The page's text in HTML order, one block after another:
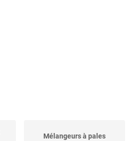
Mélangeurs à pales